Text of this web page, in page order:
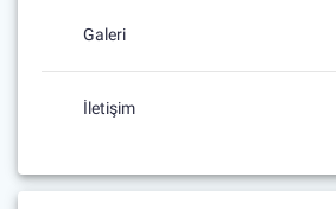
Galeri
İletişim